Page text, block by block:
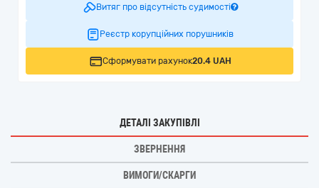
Витяг про відсутність судимості
Реєстр корупційних порушників
Сформувати рахунок20.4 UAH
ДЕТАЛІ ЗАКУПІВЛІ
ЗВЕРНЕННЯ
ВИМОГИ/СКАРГИ